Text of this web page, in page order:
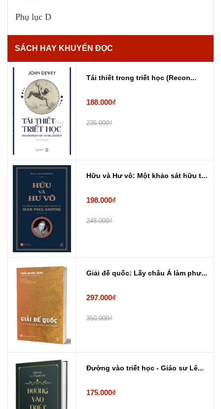
Phụ lục D
SÁCH HAY KHUYẾN ĐỌC
Tái thiết trong triết học (Recon...
188.000₫
235.000₫
Hữu và Hư vô: Một khảo sát hữu t...
198.000₫
248.000₫
Giải đế quốc: Lấy châu Á làm phư...
297.000₫
350.000₫
Đường vào triết học - Giáo sư Lê...
175.000₫